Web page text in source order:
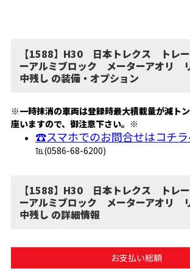
【1588】H30 日本トレクス トレ
ーアルミブロック メーターアオリ
中残し の装備・オプション
※一時抹消の車両は登録時最大積載量が減ト
座いますので、御注意下さい。※
☎スマホでのお問合せはコチ
℡(0586-68-6200)
【1588】H30 日本トレクス トレ
ーアルミブロック メーターアオリ
中残し の詳細情報
お支払い総額